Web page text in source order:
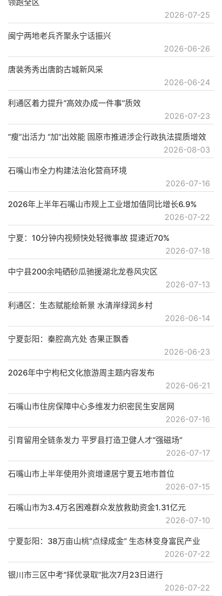
2026-07-25
领跑全区
2026-06-26
闽宁两地老兵齐聚永宁话振兴
2026-06-24
唐装秀秀出唐韵古城新风采
2026-07-23
利通区着力提升“高效办成一件事”质效
2026-08-03
“瘦”出活力 “加”出效能 固原市推进涉企行政执法提质增效
2026-07-16
石嘴山市全力构建法治化营商环境
2026-07-22
2026年上半年石嘴山市规上工业增加值同比增长6.9%
2026-07-18
宁夏：10分钟内视频快处轻微事故 提速近70%
2026-07-13
中宁县200余吨硒砂瓜驰援湖北龙卷风灾区
2026-06-14
利通区：生态赋能绘新景 水清岸绿润乡村
2026-06-23
宁夏彭阳：秦腔高亢处 杏果正飘香
2026-06-21
2026年中宁枸杞文化旅游周主题内容发布
2026-07-16
石嘴山市住房保障中心多维发力织密民生安居网
2026-07-17
引育留用全链条发力 平罗县打造卫健人才“强磁场”
2026-07-15
石嘴山市上半年使用外资增速居宁夏五地市首位
2026-07-10
石嘴山市为3.4万名困难群众发放救助资金1.31亿元
2026-07-22
宁夏彭阳：38万亩山桃“点绿成金” 生态林变身富民产业
2026-07-22
银川市三区中考“择优录取”批次7月23日进行